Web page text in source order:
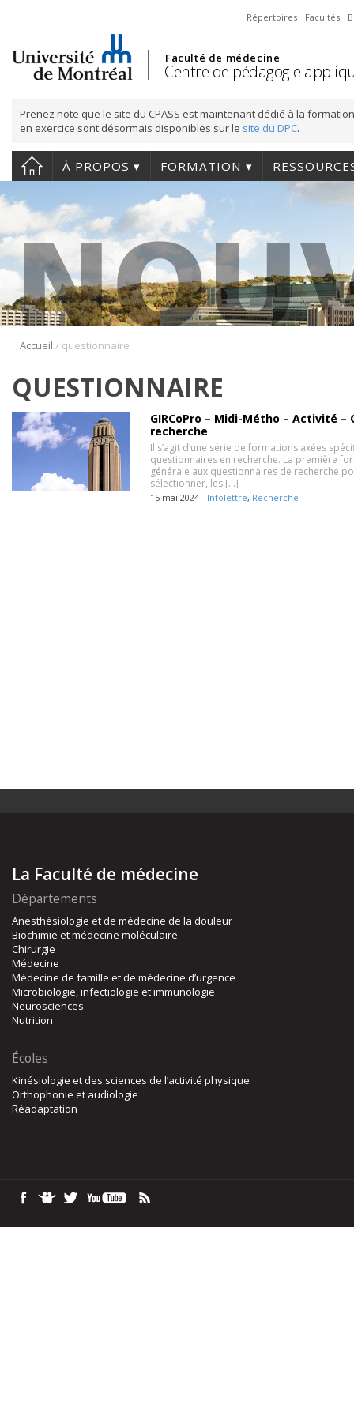
Répertoires Facultés
Faculté de médecine
Centre de pédagogie
Prenez note que le site du CPASS est maintenant dédié à la
en exercice sont désormais disponibles sur le site du DPC.
À PROPOS FORMATION
Accueil / questionnaire
QUESTIONNAIRE
GIRCoPro – Midi-Métho – Activité
recherche
Il s’agit d’une série de formations axées
questionnaires en recherche. La première
générale aux questionnaires de recherche
sélectionner, les […]
15 mai 2024 - Infolettre, Recherche
La Faculté de médecine
Départements
Anesthésiologie et de médecine de la douleur
Biochimie et médecine moléculaire
Chirurgie
Médecine
Médecine de famille et de médecine d’urgence
Microbiologie, infectiologie et immunologie
Neurosciences
Nutrition
Écoles
Kinésiologie et des sciences de l’activité physique
Orthophonie et audiologie
Réadaptation